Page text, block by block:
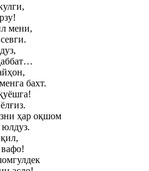
мени,
бахт.
ҳар оқшом